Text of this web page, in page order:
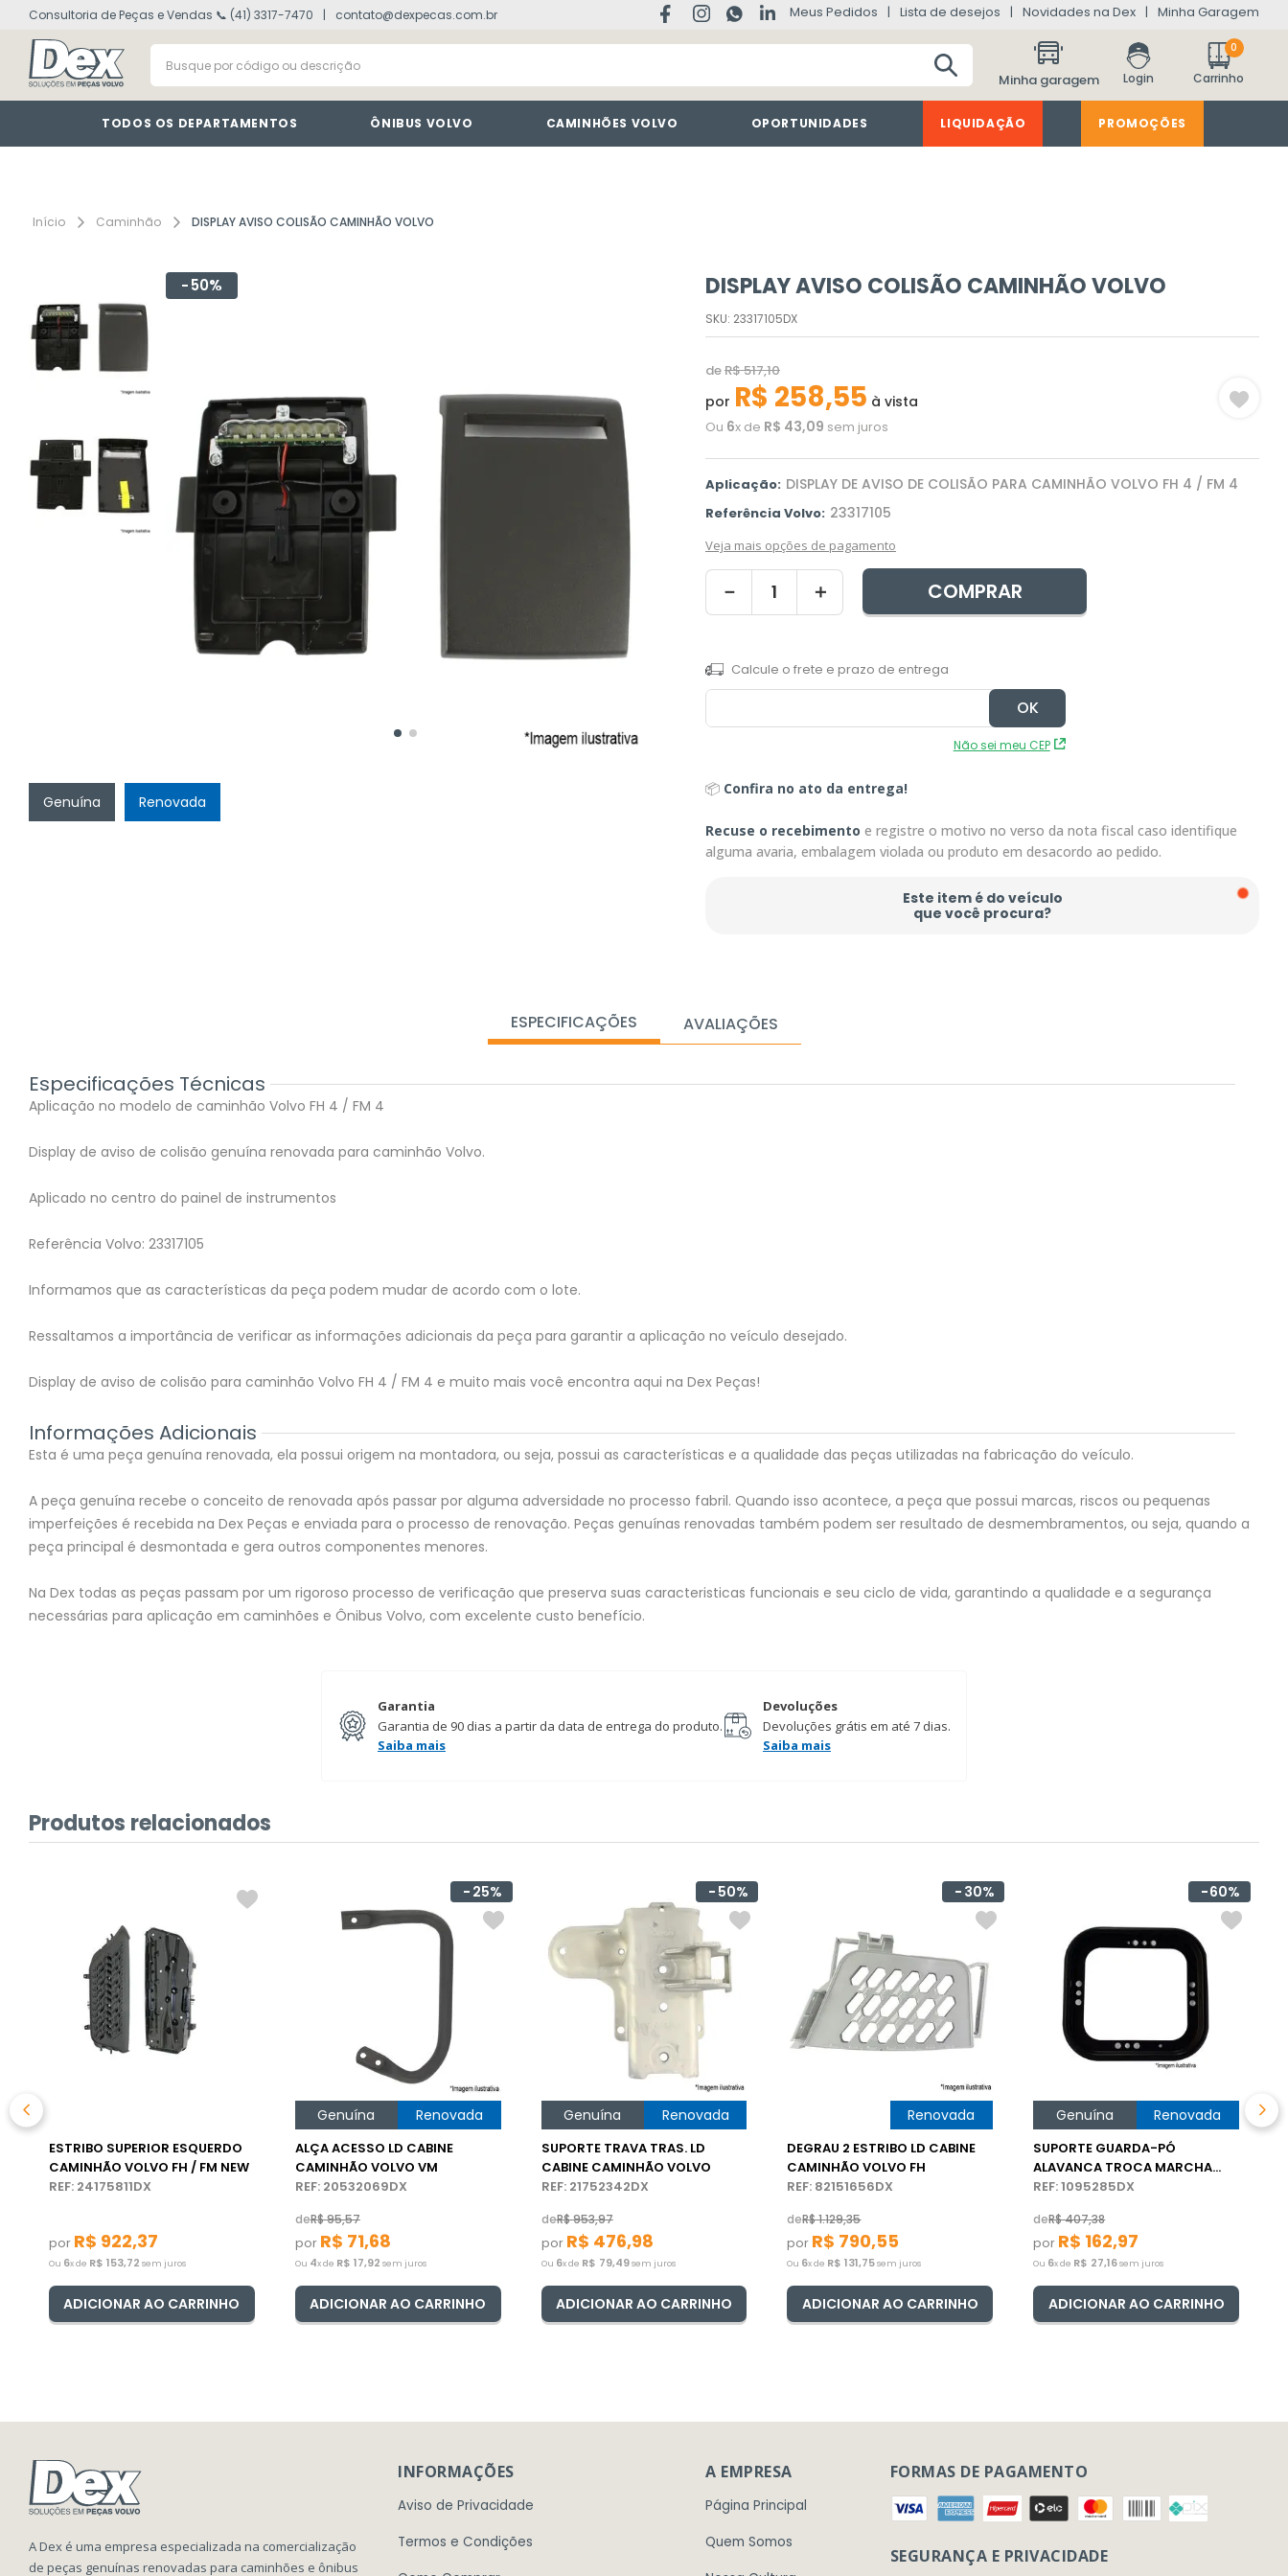
Consultoria de Peças e Vendas 📞 (41) 3317-7470 contato@dexpecas.com.br Meus Pedidos Lista de desejos Novidades na Dex Minha Garagem
Busque por código ou descrição
Minha garagem
0
TODOS OS DEPARTAMENTOS ÔNIBUS VOLVO CAMINHÕES VOLVO OPORTUNIDADES LIQUIDAÇÃO PROMOÇÕES
Caminhão DISPLAY AVISO COLISÃO CAMINHÃO VOLVO
50%
Genuína Renovada
DISPLAY AVISO COLISÃO CAMINHÃO VOLVO
SKU: 23317105DX
deR$517,10
por R$ 258,55 à vista
Ou 6x de R$ 43,09 sem juros
Aplicação: DISPLAY DE AVISO DE COLISÃO PARA CAMINHÃO VOLVO FH 4 / FM 4
Referência Volvo: 23317105
Veja mais opções de pagamento
＋
－ COMPRAR
Não sei meu CEP
📦 Confira no ato da entrega!
Recuse o recebimento e registre o motivo no verso da nota fiscal caso identifique
alguma avaria, embalagem violada ou produto em desacordo ao pedido.
Este item é do veículo
que você procura?
ESPECIFICAÇÕES AVALIAÇÕES
Especificações Técnicas
Aplicação no modelo de caminhão Volvo FH 4 / FM 4
Display de aviso de colisão genuína renovada para caminhão Volvo.
Aplicado no centro do painel de instrumentos
Referência Volvo: 23317105
Informamos que as características da peça podem mudar de acordo com o lote.
Ressaltamos a importância de verificar as informações adicionais da peça para garantir a aplicação no veículo desejado.
Display de aviso de colisão para caminhão Volvo FH 4 / FM 4 e muito mais você encontra aqui na Dex Peças!
Informações Adicionais
Esta é uma peça genuína renovada, ela possui origem na montadora, ou seja, possui as características e a qualidade das peças utilizadas na fabricação do veículo.
A peça genuína recebe o conceito de renovada após passar por alguma adversidade no processo fabril. Quando isso acontece, a peça que possui marcas, riscos ou pequenas
imperfeições é recebida na Dex Peças e enviada para o processo de renovação. Peças genuínas renovadas também podem ser resultado de desmembramentos, ou seja, quando a
peça principal é desmontada e gera outros componentes menores.
Na Dex todas as peças passam por um rigoroso processo de verificação que preserva suas caracteristicas funcionais e seu ciclo de vida, garantindo a qualidade e a segurança
necessárias para aplicação em caminhões e Ônibus Volvo, com excelente custo benefício.
Garantia
Garantia de 90 dias a partir da data de entrega do produto.
Saiba mais
Devoluções
Devoluções grátis em até 7 dias.
Saiba mais
Produtos relacionados
ESTRIBO SUPERIOR ESQUERDO
CAMINHÃO VOLVO FH / FM NEW
REF: 24175811DX
por R$ 922,37
Ou 6x de R$ 153,72 sem juros
ADICIONAR AO CARRINHO
25%
Genuína Renovada
ALÇA ACESSO LD CABINE
CAMINHÃO VOLVO VM
REF: 20532069DX
deR$95,57
por R$ 71,68
Ou 4x de R$ 17,92 sem juros
ADICIONAR AO CARRINHO
50%
Genuína Renovada
SUPORTE TRAVA TRAS. LD
CABINE CAMINHÃO VOLVO
REF: 21752342DX
deR$953,97
por R$ 476,98
Ou 6x de R$ 79,49sem juros
ADICIONAR AO CARRINHO
30%
Renovada
DEGRAU 2 ESTRIBO LD CABINE
CAMINHÃO VOLVO FH
REF: 82151656DX
deR$1.129,35
por R$ 790,55
Ou 6x de R$ 131,75sem juros
ADICIONAR AO CARRINHO
60%
Genuína Renovada
SUPORTE GUARDA-PÓ
ALAVANCA TROCA MARCHA
CAIXA CÂMBIO CAMINHÃO
REF: 1095285DX
deR$407,38
por R$ 162,97
Ou 6x de R$ 27,16sem juros
ADICIONAR AO CARRINHO
A Dex é uma empresa especializada na comercialização
de peças genuínas renovadas para caminhões e ônibus
INFORMAÇÕES
Aviso de Privacidade
Termos e Condições
A EMPRESA
Página Principal
Quem Somos
FORMAS DE PAGAMENTO
SEGURANÇA E PRIVACIDADE
1º volvo fh
3º painel
4º farol
5º defletor
7 tacografo
º motor